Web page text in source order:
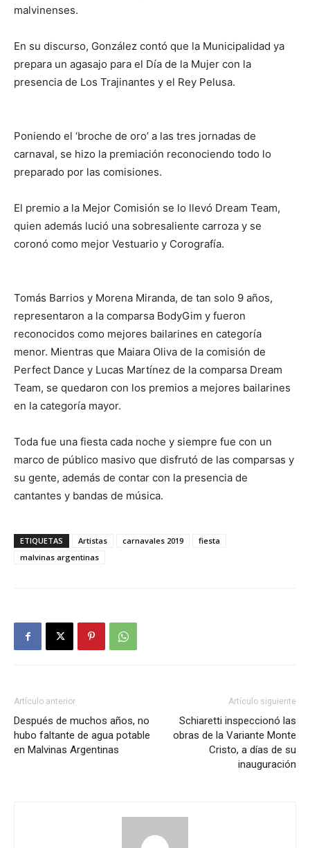
malvinenses.
En su discurso, González contó que la Municipalidad ya
prepara un agasajo para el Día de la Mujer con la
presencia de Los Trajinantes y el Rey Pelusa.
Poniendo el ‘broche de oro’ a las tres jornadas de
carnaval, se hizo la premiación reconociendo todo lo
preparado por las comisiones.
El premio a la Mejor Comisión se lo llevó Dream Team,
quien además lució una sobresaliente carroza y se
coronó como mejor Vestuario y Corografía.
Tomás Barrios y Morena Miranda, de tan solo 9 años,
representaron a la comparsa BodyGim y fueron
reconocidos como mejores bailarines en categoría
menor. Mientras que Maiara Oliva de la comisión de
Perfect Dance y Lucas Martínez de la comparsa Dream
Team, se quedaron con los premios a mejores bailarines
en la categoría mayor.
Toda fue una fiesta cada noche y siempre fue con un
marco de público masivo que disfrutó de las comparsas y
su gente, además de contar con la presencia de
cantantes y bandas de música.
ETIQUETAS Artistas carnavales 2019
fiesta
malvinas argentinas
Artículo anterior
Después de muchos años, no
hubo faltante de agua potable
en Malvinas Argentinas
Artículo siguiente
Schiaretti inspeccionó las
obras de la Variante Monte
Cristo, a días de su
inauguración